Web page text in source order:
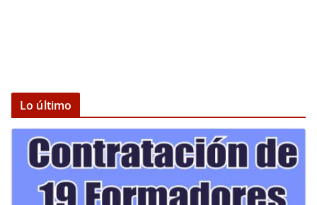
Lo último